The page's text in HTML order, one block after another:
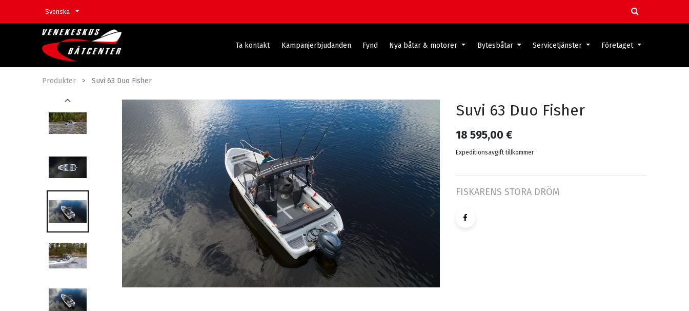
Svenska
Ta kontakt Kampanjerbjudanden Fynd Nya båtar & motorer Bytesbåtar Servicetjänster Företaget
Produkter Suvi 63 Duo Fisher
Suvi 63 Duo Fisher
18 595,00 €
Expeditionsavgift tillkommer
FISKARENS STORA DRÖM